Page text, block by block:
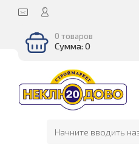
0 товаров
Сумма: 0